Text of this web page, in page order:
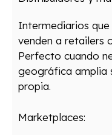
Intermediarios que
venden a retailers
Perfecto cuando
geográfica amplia
propia.
Marketplaces: